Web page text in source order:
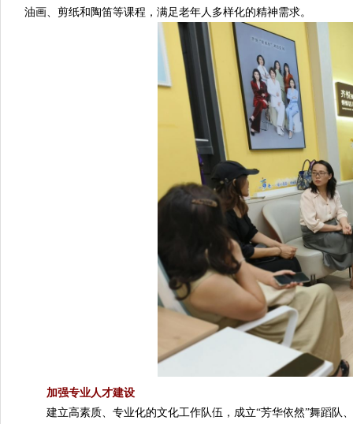
油画、剪纸和陶笛等课程，满足老年人多样化的精神需求。
加强专业人才建设
建立高素质、专业化的文化工作队伍，成立“芳华依然”舞蹈队、